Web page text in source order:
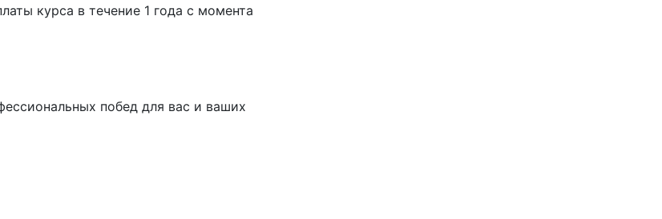
курса в течение 1 года с момента
побед для вас и ваших